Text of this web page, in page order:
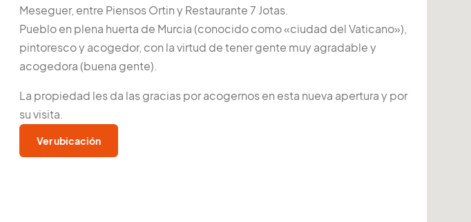
Meseguer, entre Piensos Ortin y Restaurante 7 Jotas.
Pueblo en plena huerta de Murcia (conocido como «ciudad del Vaticano»),
pintoresco y acogedor, con la virtud de tener gente muy agradable y
acogedora (buena gente).
La propiedad les da las gracias por acogernos en esta nueva apertura y por
su visita.
Ver ubicación